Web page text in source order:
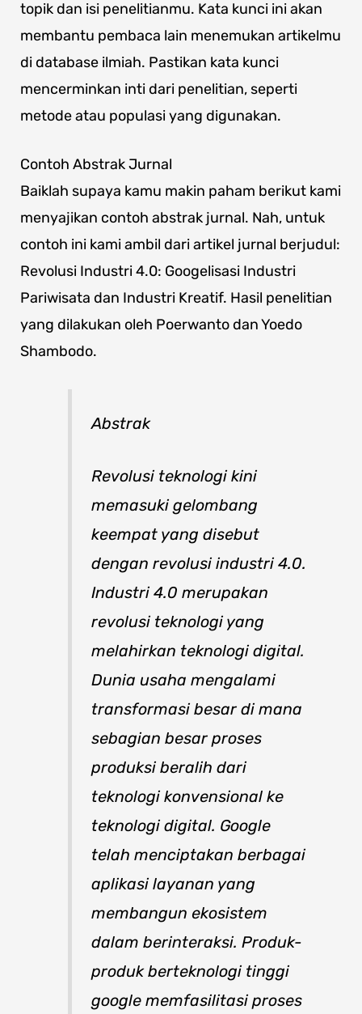
topik dan isi penelitianmu. Kata kunci ini akan
membantu pembaca lain menemukan artikelmu
di database ilmiah. Pastikan kata kunci
mencerminkan inti dari penelitian, seperti
metode atau populasi yang digunakan.
Contoh Abstrak Jurnal
Baiklah supaya kamu makin paham berikut kami
menyajikan contoh abstrak jurnal. Nah, untuk
contoh ini kami ambil dari artikel jurnal berjudul:
Revolusi Industri 4.0: Googelisasi Industri
Pariwisata dan Industri Kreatif. Hasil penelitian
yang dilakukan oleh Poerwanto dan Yoedo
Shambodo.
Abstrak
Revolusi teknologi kini
memasuki gelombang
keempat yang disebut
dengan revolusi industri 4.0.
Industri 4.0 merupakan
revolusi teknologi yang
melahirkan teknologi digital.
Dunia usaha mengalami
transformasi besar di mana
sebagian besar proses
produksi beralih dari
teknologi konvensional ke
teknologi digital. Google
telah menciptakan berbagai
aplikasi layanan yang
membangun ekosistem
dalam berinteraksi. Produk-
produk berteknologi tinggi
google memfasilitasi proses